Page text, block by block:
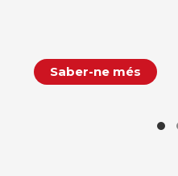
Saber-ne més